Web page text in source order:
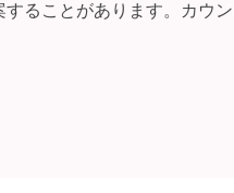
ることがあります。カウン